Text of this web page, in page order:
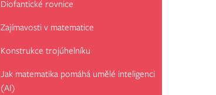
Diofantické rovnice
Zajímavosti v matematice
Konstrukce trojúhelníku
Jak matematika pomáhá umělé inteligenci
(AI)